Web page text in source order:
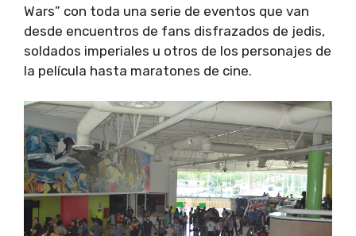
Wars” con toda una serie de eventos que van
desde encuentros de fans disfrazados de jedis,
soldados imperiales u otros de los personajes de
la película hasta maratones de cine.